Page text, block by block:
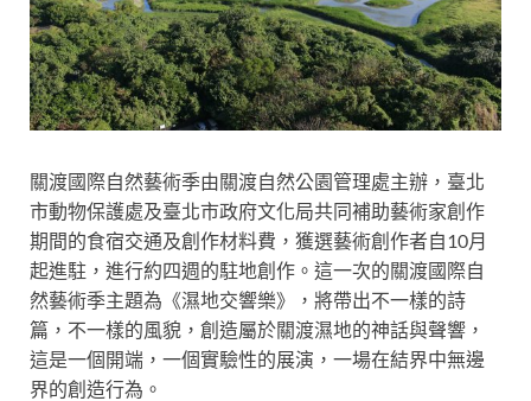
關渡國際自然藝術季由關渡自然公園管理處主辦，臺北
市動物保護處及臺北市政府文化局共同補助藝術家創作
期間的食宿交通及創作材料費，獲選藝術創作者自10月
起進駐，進行約四週的駐地創作。這一次的關渡國際自
然藝術季主題為《濕地交響樂》，將帶出不一樣的詩
篇，不一樣的風貌，創造屬於關渡濕地的神話與聲響，
這是一個開端，一個實驗性的展演，一場在結界中無邊
界的創造行為。